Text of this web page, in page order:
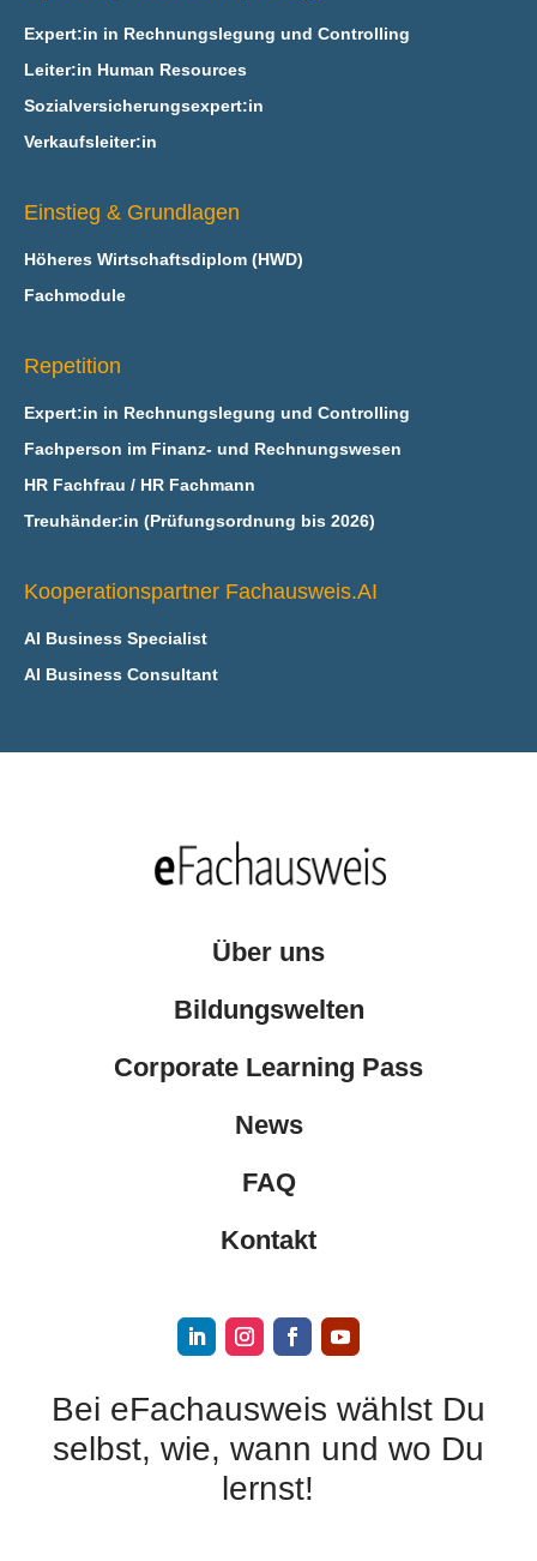
Expert:in in Rechnungslegung und Controlling
Leiter:in Human Resources
Sozialversicherungsexpert:in
Verkaufsleiter:in
Einstieg & Grundlagen
Höheres Wirtschaftsdiplom (HWD)
Fachmodule
Repetition
Expert:in in Rechnungslegung und Controlling
Fachperson im Finanz- und Rechnungswesen
HR Fachfrau / HR Fachmann
Treuhänder:in (Prüfungsordnung bis 2026)
Kooperationspartner Fachausweis.AI
AI Business Specialist
AI Business Consultant
Über uns
Bildungswelten
Corporate Learning Pass
News
FAQ
Kontakt
Bei eFachausweis wählst Du
selbst, wie, wann und wo Du
lernst!